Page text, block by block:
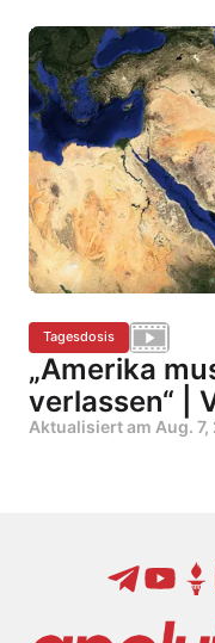
Tagesdosis
„Amerika
verlassen“ |
Aktualisiert am Aug.